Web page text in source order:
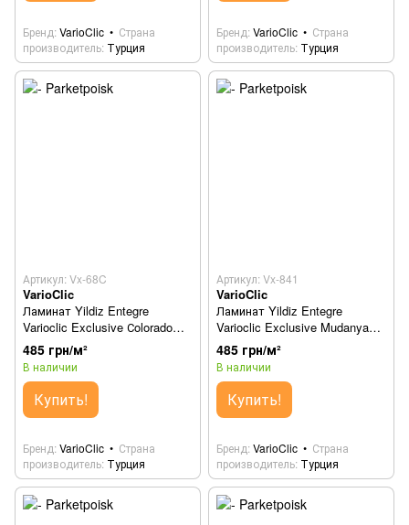
Бренд VarioClic
Страна
производитель Турция
Бренд VarioClic
Страна
производитель Турция
Артикул: Vx-68C
VarioClic
Ламинат Yildiz Entegre
Varioclic Exclusive Сolorado
Vx-68C
485 грн/м²
В наличии
Купить!
Бренд VarioClic
Страна
производитель Турция
Артикул: Vx-841
VarioClic
Ламинат Yildiz Entegre
Varioclic Exclusive Mudanya
Vx-841
485 грн/м²
В наличии
Купить!
Бренд VarioClic
Страна
производитель Турция